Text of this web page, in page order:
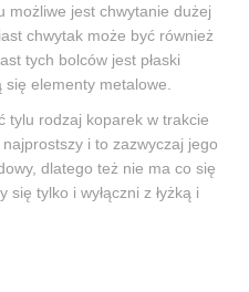
możliwe jest chwytanie dużej
chwytak może być również
tych bolców jest płaski
elementy metalowe.
tylu rodzaj koparek w trakcie
i to zazwyczaj jego
dlatego też nie ma co się
tylko i wyłączni z łyżką i